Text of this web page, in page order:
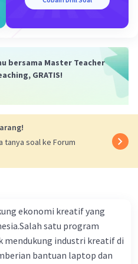
1890, Marshall
tentang ilmu
sebagai berikut:
ilmu ekonomi
manusia dalam
itu adalah studi
dari umat
memfokuskan
terbatas untuk
dan keinginan yang
bersama Master Teacher
GRATIS!
tanya soal ke Forum
ekonomi kreatif yang
satu program
mendukung industri kreatif di
bantuan laptop dan